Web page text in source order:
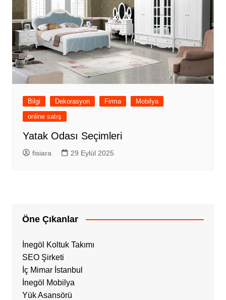
Bilgi Dekorasyon Firma
Mobilya
online satış
Yatak Odası Seçimleri
fisiara 29 Eylül 2025
Öne Çıkanlar
İnegöl Koltuk Takımı
SEO Şirketi
İç Mimar İstanbul
İnegöl Mobilya
Yük Asansörü